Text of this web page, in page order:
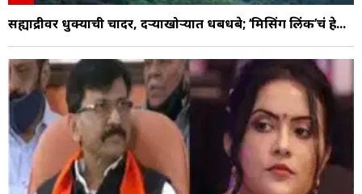
सह्याद्रीवर धुक्याची चादर, दऱ्याखोऱ्यात धबधबे; ‘मिसिंग लिंक’चं हे...